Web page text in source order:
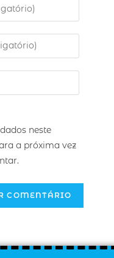
neste
a próxima vez